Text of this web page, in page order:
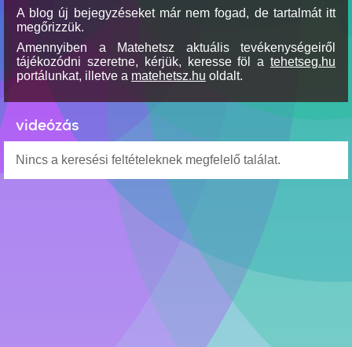
A blog új bejegyzéseket már nem fogad, de tartalmát itt
megőrizzük.
Amennyiben a Matehetsz aktuális tevékenységeiről
tájékozódni szeretne, kérjük, keresse föl a tehetseg.hu
portálunkat, illetve a matehetsz.hu oldalt.
videózás
Nincs a keresési feltételeknek megfelelő találat.